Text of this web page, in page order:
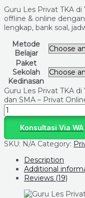
Guru Les Privat TKA
offline & online
lengkap, bank soal,
Metode
Belajar
Paket
Sekolah
Kedinasan
Guru Les Privat TKA
dan SMA – Privat
Konsultasi Via WA
SKU: N/A Category:
Description
Additional
Reviews (19)